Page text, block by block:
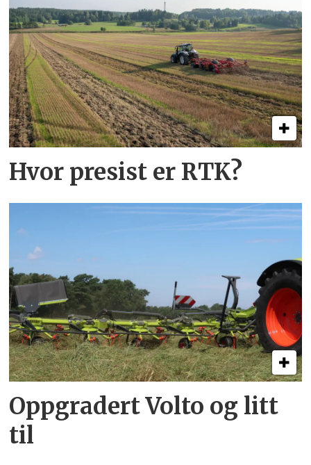
Hvor presist er RTK?
Oppgradert Volto og litt
til